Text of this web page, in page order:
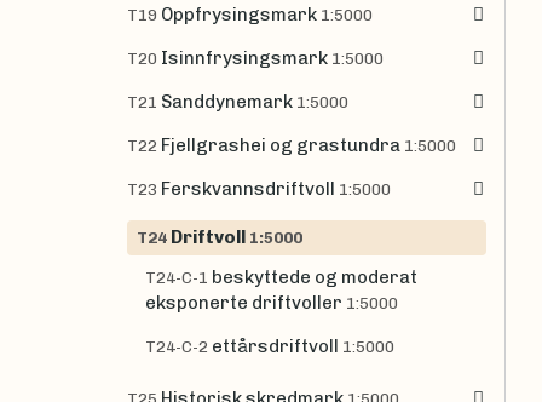
T19 Oppfrysingsmark 1:5000
T20 Isinnfrysingsmark 1:5000
T21 Sanddynemark 1:5000
T22 Fjellgrashei og grastundra 1:5000
T23 Ferskvannsdriftvoll 1:5000
T24 Driftvoll 1:5000
T24-C-1 beskyttede og moderat
eksponerte driftvoller 1:5000
T24-C-2 ettårsdriftvoll 1:5000